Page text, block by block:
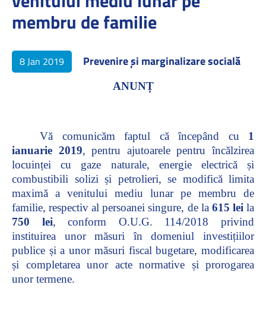
membru de familie
8 Jan 2019 Prevenire și marginalizare socială
ANUNȚ
Vă comunicăm faptul că începând cu 1
ianuarie 2019, pentru ajutoarele pentru încălzirea
locuinței cu gaze naturale, energie electrică și
combustibili solizi și petrolieri, se modifică limita
maximă a venitului mediu lunar pe membru de
familie, respectiv al persoanei singure, de la 615 lei la
750 lei, conform O.U.G. 114/2018 privind
instituirea unor măsuri în domeniul investițiilor
publice și a unor măsuri fiscal bugetare, modificarea
și completarea unor acte normative și prorogarea
unor termene.